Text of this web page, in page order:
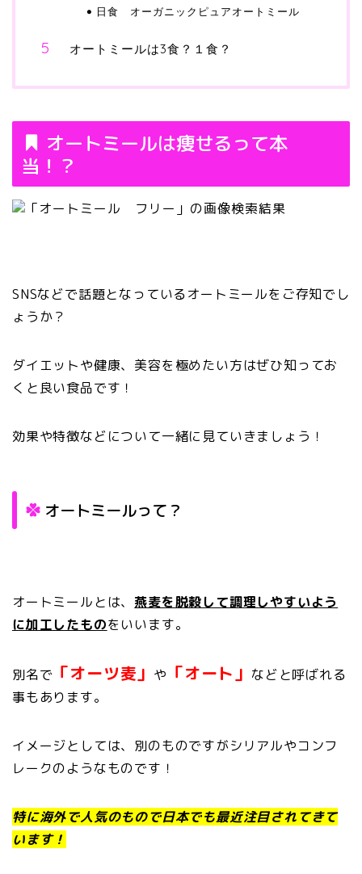
日食 オーガニックピュアオートミール
オートミールは3食？１食？
オートミールは痩せるって本
当！？
SNSなどで話題となっているオートミールをご存知でし
ょうか？
ダイエットや健康、美容を極めたい方はぜひ知ってお
くと良い食品です！
効果や特徴などについて一緒に見ていきましょう！
オートミールって？
オートミールとは、 燕麦を脱穀して調理しやすいよう
に加工したものをいいます。
別名で 「オーツ麦」 や 「オート」 などと呼ばれる
事もあります。
イメージとしては、別のものですがシリアルやコンフ
レークのようなものです！
特に海外で人気のもので日本でも最近注目されてきて
います！